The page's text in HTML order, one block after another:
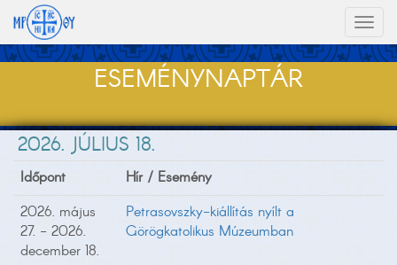
ESEMÉNYNAPTÁR
2026. JÚLIUS 18.
Időpont
Hír / Esemény
2026. május
27. - 2026.
december 18.
Petrasovszky-kiállítás nyílt a
Görögkatolikus Múzeumban